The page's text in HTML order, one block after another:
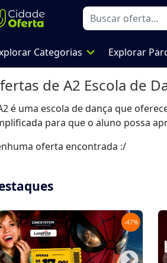
Categorias expand_more Explorar
de A2 Escola de
é uma escola de dança que
para que o aluno possa
oferta encontrada :/
-47%